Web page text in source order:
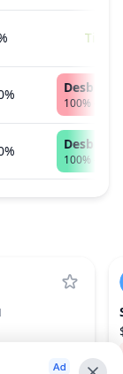
100% -
100% -